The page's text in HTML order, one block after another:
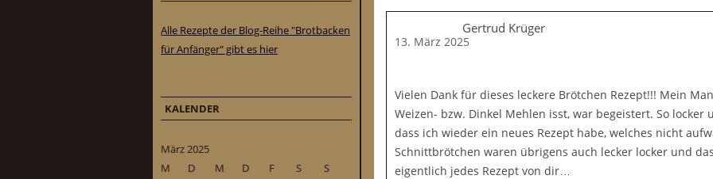
Gertrud Krüger
13. März 2025
Vielen Dank für dieses leckere Brötchen Rezept!!! Mein
Weizen- bzw. Dinkel Mehlen isst, war begeistert. So
dass ich wieder ein neues Rezept habe, welches nicht
Schnittbrötchen waren übrigens auch lecker locker und
eigentlich jedes Rezept von dir…
Alle Rezepte der Blog-Reihe "Brotbacken
für Anfänger" gibt es hier
KALENDER
März 2025
M
D M D F S
S